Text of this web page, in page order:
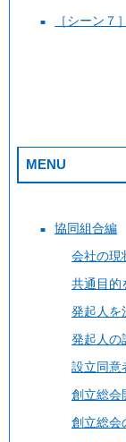
［シーン７
MENU
協同組合編
会社の現
共通目的
発起人を
発起人の
設立同意
創立総会
創立総会